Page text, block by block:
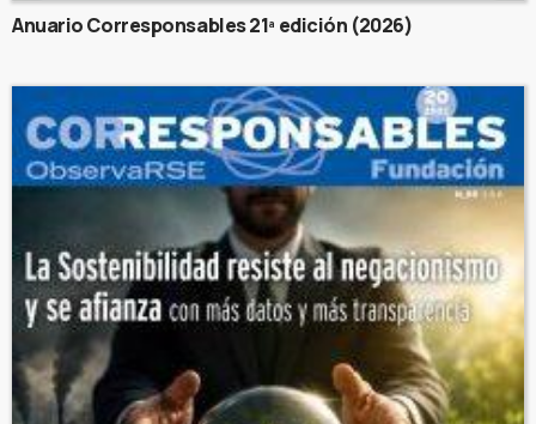
Anuario Corresponsables 21ª edición (2026)